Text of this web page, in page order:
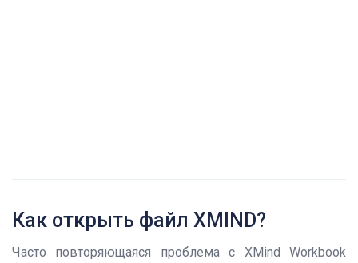
Как открыть файл XMIND?
Часто повторяющаяся проблема с XMind Workbook